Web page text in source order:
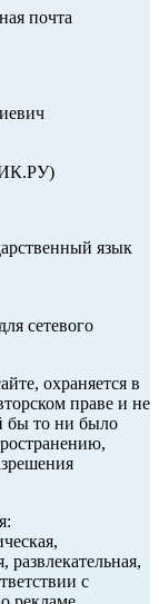
почта
язык
сетевого
охраняется в
праве и не
бы то ни было
развлекательная,
с